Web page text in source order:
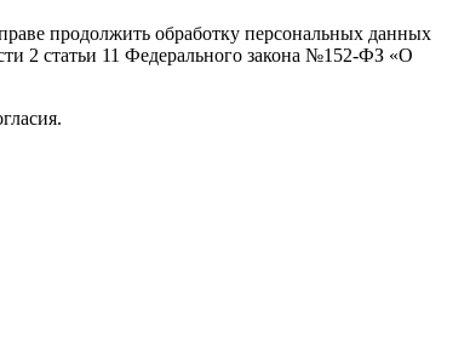
продолжить обработку персональных данных
2 статьи 11 Федерального закона №152-ФЗ «О